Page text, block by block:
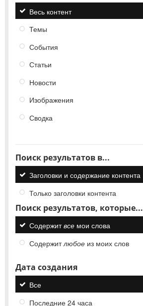
Весь контент
Темы
События
Статьи
Новости
Изображения
Сводка
Поиск результатов в...
Заголовки и содержание контента
Только заголовки контента
Поиск результатов, которые...
Содержитвсе мои слова
Содержитлюбое из моих слов
Дата создания
Все
Последние 24 часа